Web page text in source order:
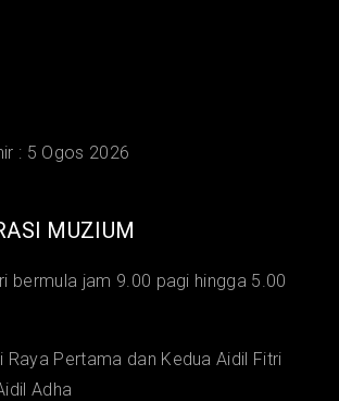
: 5 Ogos 2026
MUZIUM
bermula jam 9.00 pagi hingga 5.00
Raya Pertama dan Kedua Aidil Fitri
Adha